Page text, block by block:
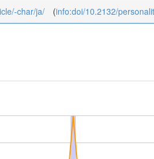
char/ja/ (info:doi/10.2132/